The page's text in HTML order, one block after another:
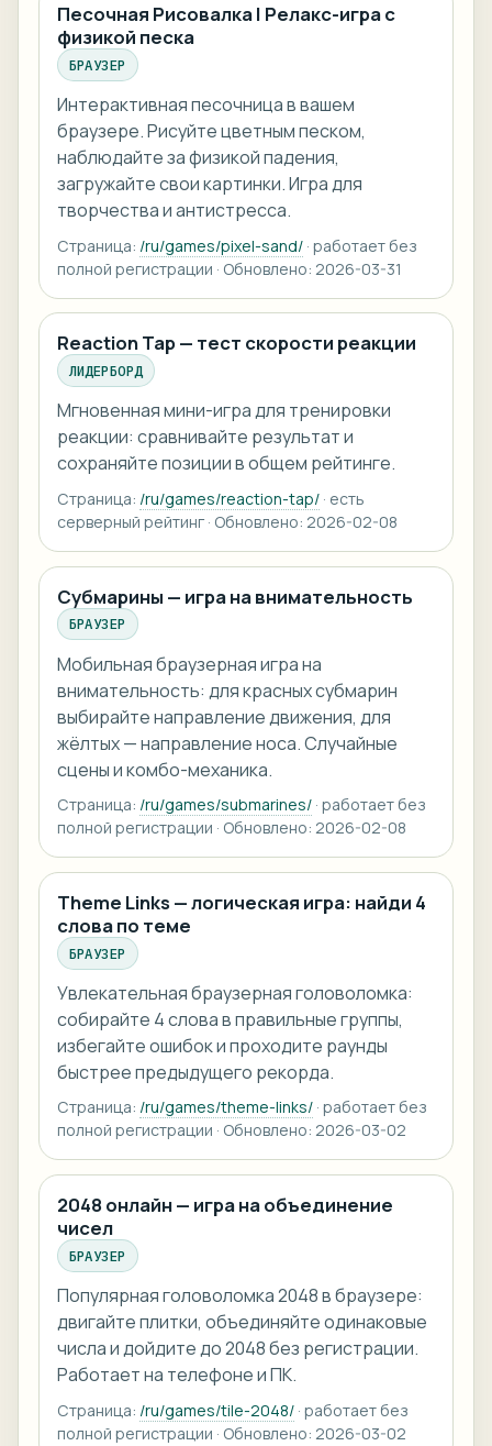
Песочная Рисовалка | Релакс-игра с
физикой песка
БРАУЗЕР
Интерактивная песочница в вашем
браузере. Рисуйте цветным песком,
наблюдайте за физикой падения,
загружайте свои картинки. Игра для
творчества и антистресса.
Страница: /ru/games/pixel-sand/· работает без
полной регистрации · Обновлено: 2026-03-31
Reaction Tap — тест скорости реакции
ЛИДЕРБОРД
Мгновенная мини-игра для тренировки
реакции: сравнивайте результат и
сохраняйте позиции в общем рейтинге.
Страница: /ru/games/reaction-tap/· есть
серверный рейтинг · Обновлено: 2026-02-08
Субмарины — игра на внимательность
БРАУЗЕР
Мобильная браузерная игра на
внимательность: для красных субмарин
выбирайте направление движения, для
жёлтых — направление носа. Случайные
сцены и комбо-механика.
Страница: /ru/games/submarines/· работает без
полной регистрации · Обновлено: 2026-02-08
Theme Links — логическая игра: найди 4
слова по теме
БРАУЗЕР
Увлекательная браузерная головоломка:
собирайте 4 слова в правильные группы,
избегайте ошибок и проходите раунды
быстрее предыдущего рекорда.
Страница: /ru/games/theme-links/· работает без
полной регистрации · Обновлено: 2026-03-02
2048 онлайн — игра на объединение
чисел
БРАУЗЕР
Популярная головоломка 2048 в браузере:
двигайте плитки, объединяйте одинаковые
числа и дойдите до 2048 без регистрации.
Работает на телефоне и ПК.
Страница: /ru/games/tile-2048/· работает без
полной регистрации · Обновлено: 2026-03-02